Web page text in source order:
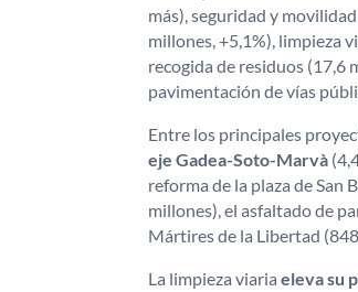
más), seguridad y
millones, +5,1%), limpieza
recogida de residuos (17,6
pavimentación de vías
Entre los principales
eje Gadea-Soto-Marvà
reforma de la plaza de San
millones), el asfaltado de
Mártires de la Libertad
La limpieza viariaeleva su